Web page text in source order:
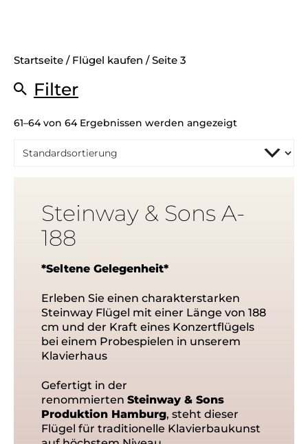
Startseite / Flügel kaufen / Seite 3
Filter
Art
Silent(13)
Neu (53)
Gebraucht
Anspruch
Fortgeschritten(61)
Professional(44)
Hobby & Freizeit (57)
Premium & Design
Tonstudios(39)
Hotels(60)
Hersteller
61–64 von 64 Ergebnissen werden angezeigt
Steinway & Sons A-
188
*Seltene Gelegenheit*
Erleben Sie einen charakterstarken
Steinway Flügel mit einer Länge von 188
cm und der Kraft eines Konzertflügels
bei einem Probespielen in unserem
Klavierhaus
Gefertigt in der
renommierten Steinway & Sons
Produktion Hamburg, steht dieser
Flügel für traditionelle Klavierbaukunst